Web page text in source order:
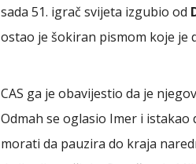
sada 51. igrač svijeta izgubio od
ostao je šokiran pismom koje je
CAS ga je obavijestio da je
Odmah se oglasio Imer i istakao
morati da pauzira do kraja